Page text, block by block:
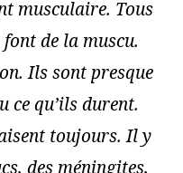
musculaire. Tous
font de la muscu.
Ils sont presque
ce qu’ils durent.
toujours. Il y
des méningites,